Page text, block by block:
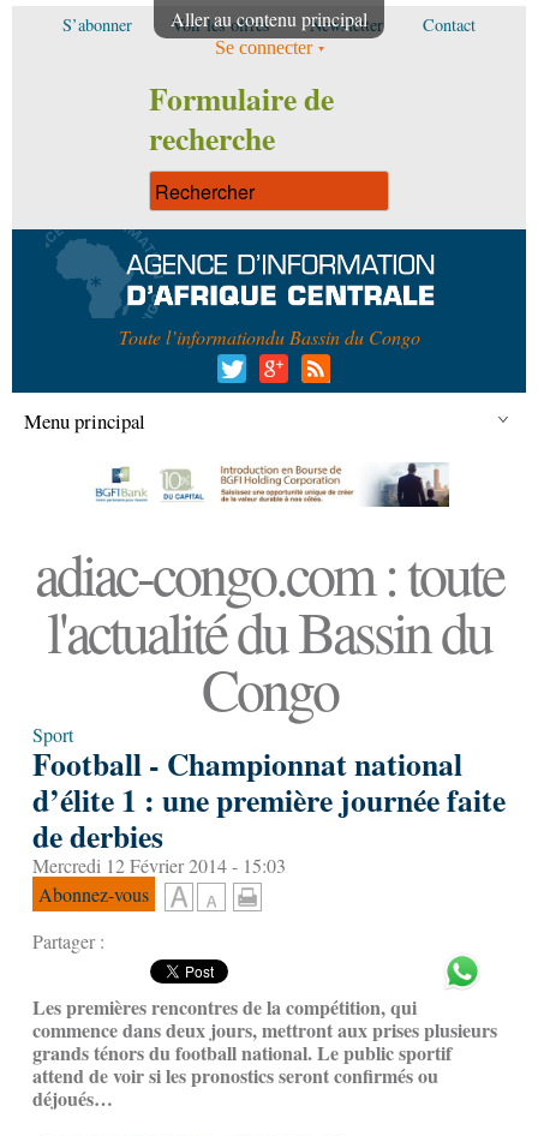
Aller au contenu principal
S’abonner Voir les offres Newsletter Contact
Se connecter
Formulaire de
recherche
Toute l’informationdu Bassin du Congo
Menu principal
adiac-congo.com : toute
l'actualité du Bassin du
Congo
Sport
Football - Championnat national
d’élite 1 : une première journée faite
de derbies
Mercredi 12 Février 2014 - 15:03
Abonnez-vous
Partager :
Les premières rencontres de la compétition, qui
commence dans deux jours, mettront aux prises plusieurs
grands ténors du football national. Le public sportif
attend de voir si les pronostics seront confirmés ou
déjoués…